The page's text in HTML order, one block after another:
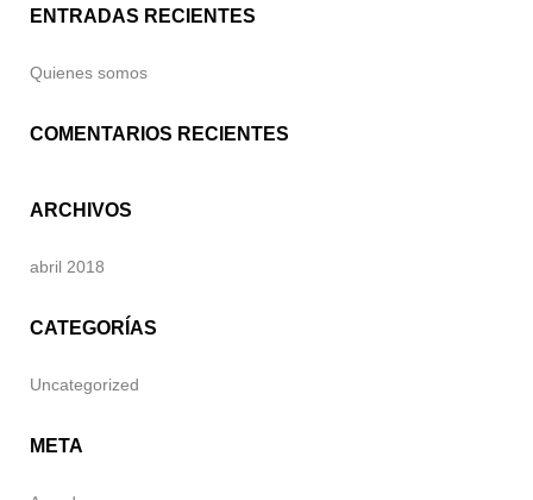
ENTRADAS RECIENTES
Quienes somos
COMENTARIOS RECIENTES
ARCHIVOS
abril 2018
CATEGORÍAS
Uncategorized
META